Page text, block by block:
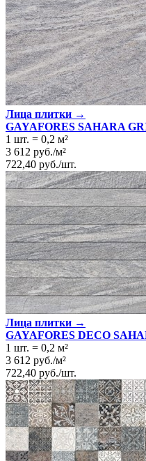
Лица плитки →
GAYAFORES SAHARA
1 шт. = 0,2 м²
3 612 руб./м²
722,40 руб./шт.
Лица плитки →
GAYAFORES DECO
1 шт. = 0,2 м²
3 612 руб./м²
722,40 руб./шт.